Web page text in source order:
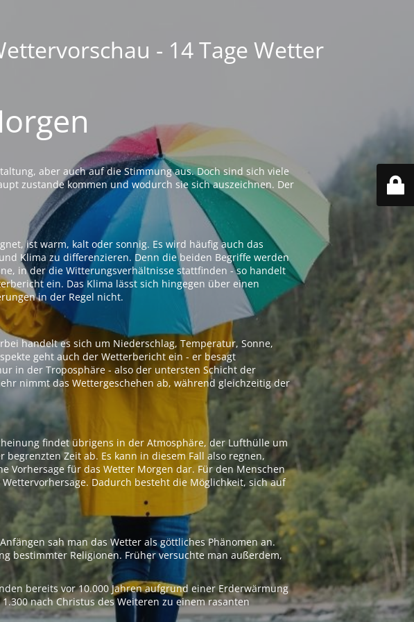
- 14 Tage Wetter
aber auch auf die Stimmung aus. Doch sind sich viele
zustande kommen und wodurch sie sich auszeichnen. Der
ist warm, kalt oder sonnig. Es wird häufig auch das
Klima zu differenzieren. Denn die beiden Begriffe werden
in der die Witterungsverhältnisse stattfinden - so handelt
ein. Das Klima lässt sich hingegen über einen
in der Regel nicht.
handelt es sich um Niederschlag, Temperatur, Sonne,
geht auch der Wetterbericht ein - er besagt
in der Troposphäre - also der untersten Schicht der
nimmt das Wettergeschehen ab, während gleichzeitig der
findet übrigens in der Atmosphäre, der Lufthülle um
Zeit ab. Es kann in diesem Fall also regnen,
Vorhersage für das Wetter Morgen dar. Für den Menschen
Dadurch besteht die Möglichkeit, sich auf
sah man das Wetter als göttliches Phänomen an.
bestimmter Religionen. Früher versuchte man außerdem,
bereits vor 10.000 Jahren aufgrund einer Erderwärmung
nach Christus des Weiteren zu einem rasanten